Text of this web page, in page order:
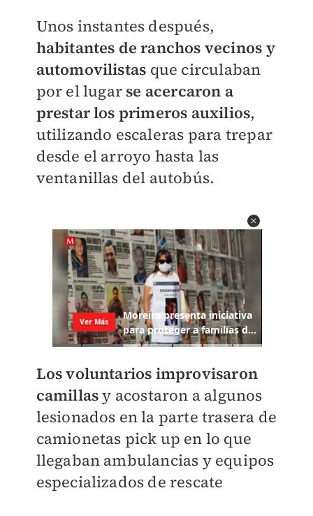
Unos instantes después,
habitantes de ranchos vecinos y
automovilistas que circulaban
por el lugarse acercaron a
prestar los primeros auxilios,
utilizando escaleras para trepar
desde el arroyo hasta las
ventanillas del autobús.
Los voluntarios improvisaron
camillasy acostaron a algunos
lesionados en la parte trasera de
camionetas pick up en lo que
llegaban ambulancias y equipos
especializados de rescate